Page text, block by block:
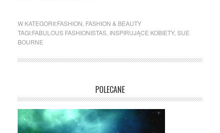
W KATEGORII:FASHION FASHION & BEAUTY
TAGI:FABULOUS FASHIONISTAS, INSPIRUJĄCE KOBIETY, SUE
BOURNE
POLECANE